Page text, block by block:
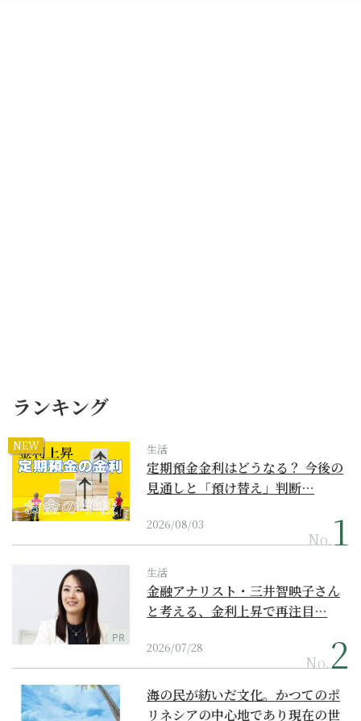
ランキング
NEW 生活
定期預金金利はどうなる？ 今後の
見通しと「預け替え」判断…
2026/08/03
No.
PR
生活
金融アナリスト・三井智映子さん
と考える、金利上昇で再注目…
2026/07/28
No.
海の民が紡いだ文化。かつてのポ
リネシアの中心地であり現在の世